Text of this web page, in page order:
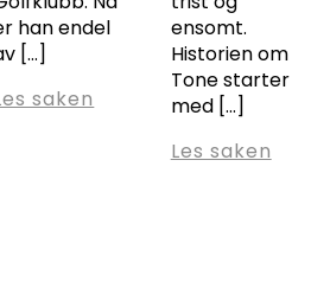
han endel
[…]
saken
ensomt.
Historien om
Tone starter
med […]
Les saken